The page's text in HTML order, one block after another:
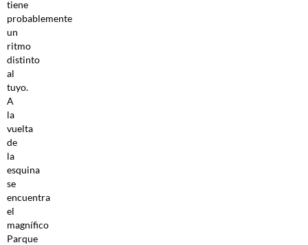
tiene
probablemente
un
ritmo
distinto
al
tuyo.
A
la
vuelta
de
la
esquina
se
encuentra
el
magnífico
Parque